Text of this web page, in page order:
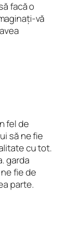
facă o
vă
fel de
să ne fie
cu tot.
garda
fie de
parte.